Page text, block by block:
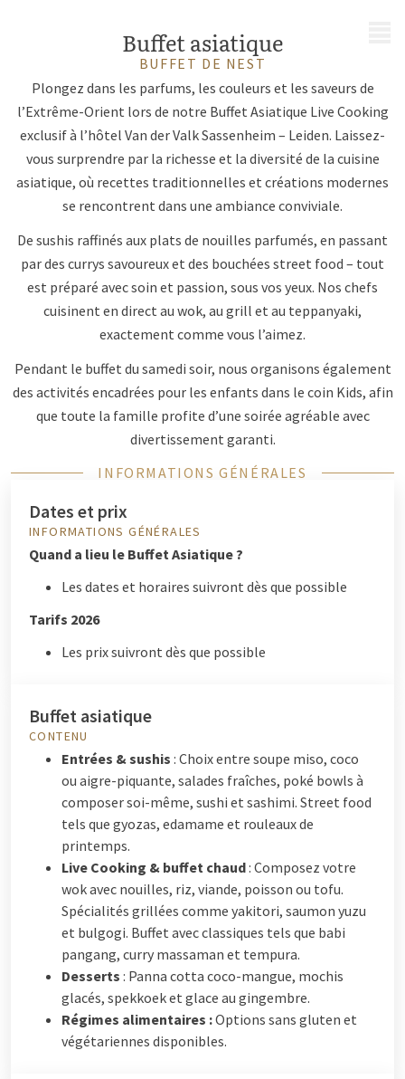
Buffet asiatique
BUFFET DE NEST
Plongez dans les parfums, les couleurs et les saveurs de
l’Extrême-Orient lors de notre Buffet Asiatique Live Cooking
exclusif à l’hôtel Van der Valk Sassenheim – Leiden. Laissez-
vous surprendre par la richesse et la diversité de la cuisine
asiatique, où recettes traditionnelles et créations modernes
se rencontrent dans une ambiance conviviale.
De sushis raffinés aux plats de nouilles parfumés, en passant
par des currys savoureux et des bouchées street food – tout
est préparé avec soin et passion, sous vos yeux. Nos chefs
cuisinent en direct au wok, au grill et au teppanyaki,
exactement comme vous l’aimez.
Pendant le buffet du samedi soir, nous organisons également
des activités encadrées pour les enfants dans le coin Kids, afin
que toute la famille profite d’une soirée agréable avec
divertissement garanti.
INFORMATIONS GÉNÉRALES
Dates et prix
INFORMATIONS GÉNÉRALES
Quand a lieu le Buffet Asiatique ?
Les dates et horaires suivront dès que possible
Tarifs 2026
Les prix suivront dès que possible
Buffet asiatique
CONTENU
Entrées & sushis : Choix entre soupe miso, coco
ou aigre-piquante, salades fraîches, poké bowls à
composer soi-même, sushi et sashimi. Street food
tels que gyozas, edamame et rouleaux de
printemps.
Live Cooking & buffet chaud: Composez votre
wok avec nouilles, riz, viande, poisson ou tofu.
Spécialités grillées comme yakitori, saumon yuzu
et bulgogi. Buffet avec classiques tels que babi
pangang, curry massaman et tempura.
Desserts : Panna cotta coco-mangue, mochis
glacés, spekkoek et glace au gingembre.
Régimes alimentaires :Options sans gluten et
végétariennes disponibles.